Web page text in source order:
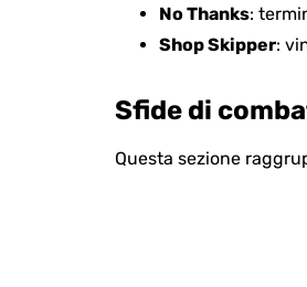
No Thanks:
Shop Skipper:
Sfide di
Questa sezione